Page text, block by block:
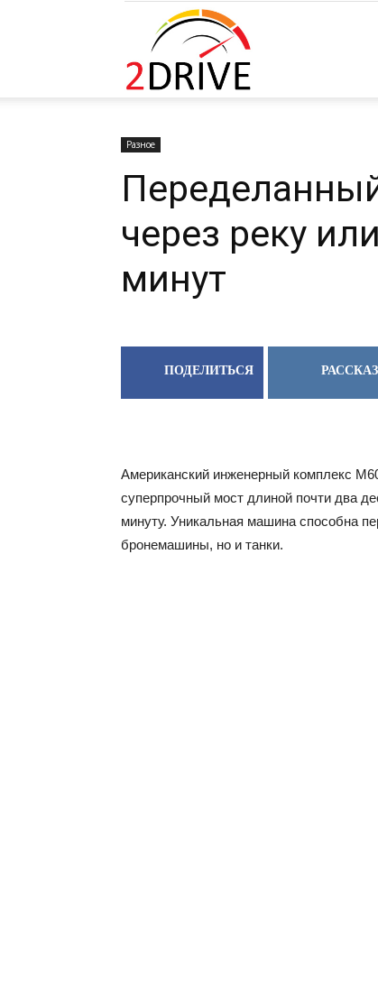
Разное
через реку
минут
ПОДЕЛИТЬСЯ
Американский инженерный комплекс
суперпрочный мост длиной почти два
минуту. Уникальная машина способна
бронемашины, но и танки.